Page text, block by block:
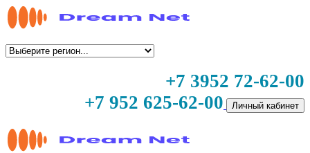
+7 3952 72-62-00
+7 952 625-62-00
Личный кабинет